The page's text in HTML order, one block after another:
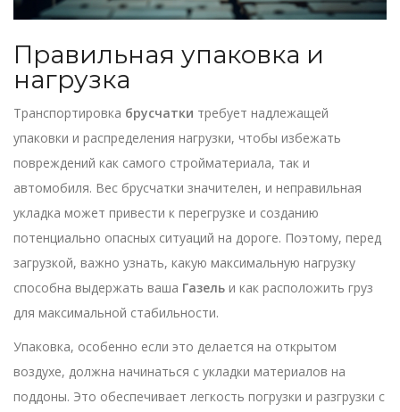
Правильная упаковка и
нагрузка
Транспортировка брусчатки требует надлежащей
упаковки и распределения нагрузки, чтобы избежать
повреждений как самого стройматериала, так и
автомобиля. Вес брусчатки значителен, и неправильная
укладка может привести к перегрузке и созданию
потенциально опасных ситуаций на дороге. Поэтому, перед
загрузкой, важно узнать, какую максимальную нагрузку
способна выдержать ваша Газель и как расположить груз
для максимальной стабильности.
Упаковка, особенно если это делается на открытом
воздухе, должна начинаться с укладки материалов на
поддоны. Это обеспечивает легкость погрузки и разгрузки с